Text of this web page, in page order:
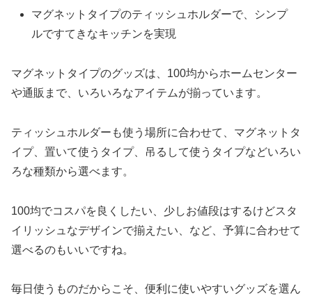
マグネットタイプのティッシュホルダーで、シンプ
ルですてきなキッチンを実現
マグネットタイプのグッズは、100均からホームセンター
や通販まで、いろいろなアイテムが揃っています。
ティッシュホルダーも使う場所に合わせて、マグネットタ
イプ、置いて使うタイプ、吊るして使うタイプなどいろい
ろな種類から選べます。
100均でコスパを良くしたい、少しお値段はするけどスタ
イリッシュなデザインで揃えたい、など、予算に合わせて
選べるのもいいですね。
毎日使うものだからこそ、便利に使いやすいグッズを選ん